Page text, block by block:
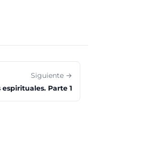
Siguiente →
espirituales. Parte 1